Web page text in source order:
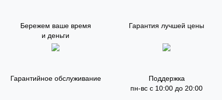
Бережем ваше время
и деньги
Гарантия лучшей цены
Гарантийное обслуживание
Поддержка
пн-вс с 10:00 до 20:00